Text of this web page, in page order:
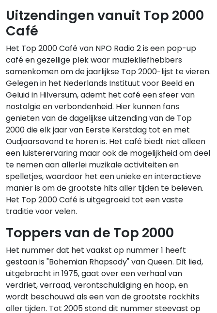
Uitzendingen vanuit Top 2000
Café
Het Top 2000 Café van NPO Radio 2 is een pop-up
café en gezellige plek waar muziekliefhebbers
samenkomen om de jaarlijkse Top 2000-lijst te vieren.
Gelegen in het Nederlands Instituut voor Beeld en
Geluid in Hilversum, ademt het café een sfeer van
nostalgie en verbondenheid. Hier kunnen fans
genieten van de dagelijkse uitzending van de Top
2000 die elk jaar van Eerste Kerstdag tot en met
Oudjaarsavond te horen is. Het café biedt niet alleen
een luisterervaring maar ook de mogelijkheid om deel
te nemen aan allerlei muzikale activiteiten en
spelletjes, waardoor het een unieke en interactieve
manier is om de grootste hits aller tijden te beleven.
Het Top 2000 Café is uitgegroeid tot een vaste
traditie voor velen.
Toppers van de Top 2000
Het nummer dat het vaakst op nummer 1 heeft
gestaan is "Bohemian Rhapsody" van Queen. Dit lied,
uitgebracht in 1975, gaat over een verhaal van
verdriet, verraad, verontschuldiging en hoop, en
wordt beschouwd als een van de grootste rockhits
aller tijden. Tot 2005 stond dit nummer steevast op